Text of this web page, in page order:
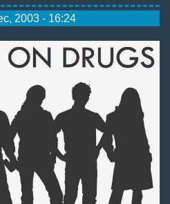
2003 - 16:24